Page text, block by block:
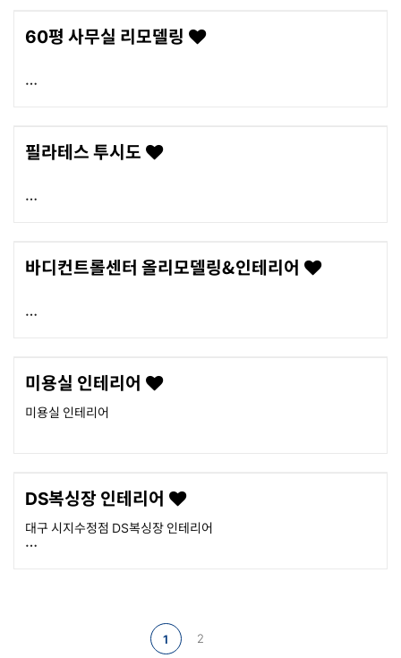
60평 사무실 리모델링
필라테스 투시도
바디컨트롤센터 올리모델링&인테리어
미용실 인테리어
미용실 인테리어
DS복싱장 인테리어
대구 시지수정점 DS복싱장 인테리어
1 2